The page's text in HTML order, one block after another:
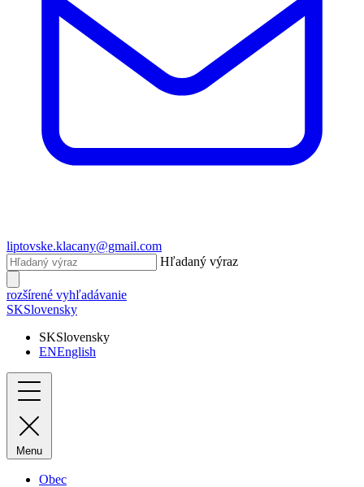
liptovske.klacany@gmail.com
Hľadaný výraz
rozšírené vyhľadávanie
SKSlovensky
SKSlovensky
ENEnglish
Menu
Obec